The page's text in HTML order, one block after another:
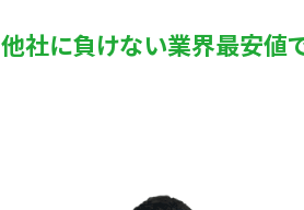
他社に負けない業界最安値で